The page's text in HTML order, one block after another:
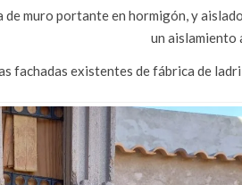
de muro portante en hormigón, y
un aislamiento
fachadas existentes de fábrica de